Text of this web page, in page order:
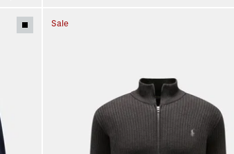
Sale